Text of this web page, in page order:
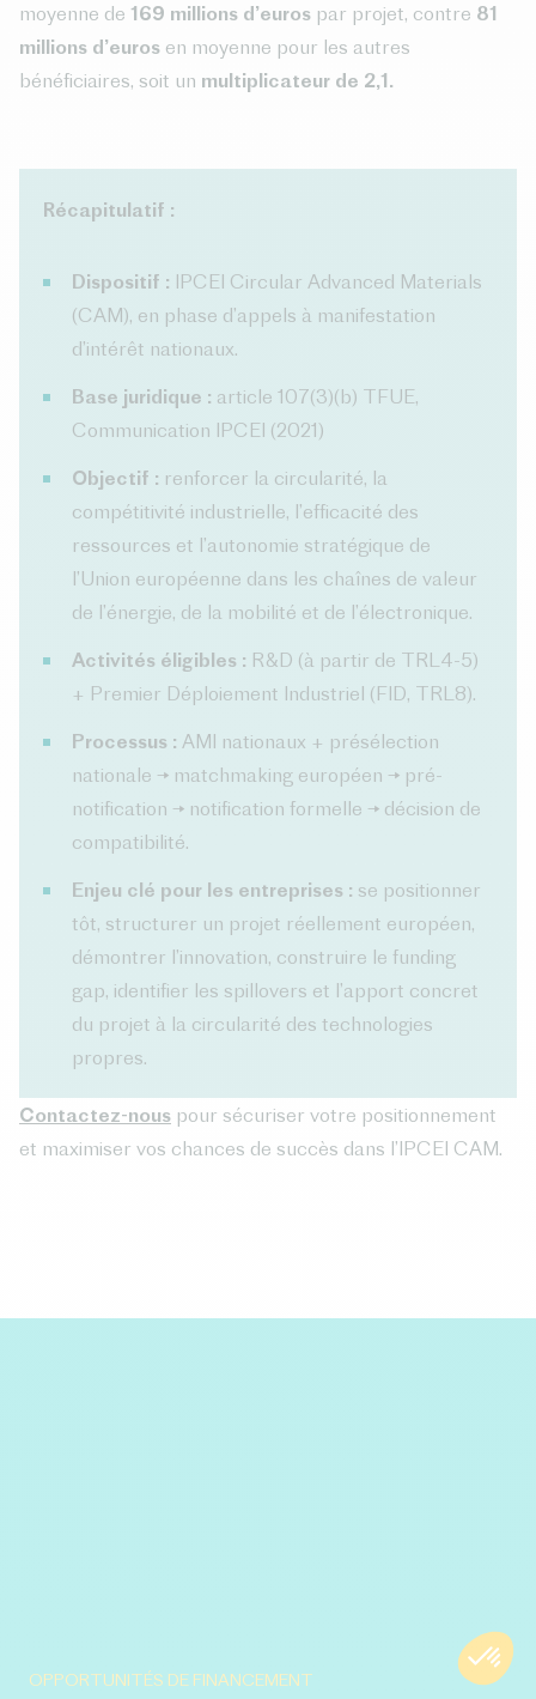
moyenne de 169 millions d’euros par projet, contre 81
millions d’euros en moyenne pour les autres
bénéficiaires, soit un multiplicateur de 2,1.
Récapitulatif :
Dispositif : IPCEI Circular Advanced Materials
(CAM), en phase d’appels à manifestation
d’intérêt nationaux.
Base juridique : article 107(3)(b) TFUE,
Communication IPCEI (2021)
Objectif : renforcer la circularité, la
compétitivité industrielle, l’efficacité des
ressources et l’autonomie stratégique de
l’Union européenne dans les chaînes de valeur
de l’énergie, de la mobilité et de l’électronique.
Activités éligibles : R&D (à partir de TRL4-5)
+ Premier Déploiement Industriel (FID, TRL8).
Processus : AMI nationaux + présélection
nationale → matchmaking européen → pré-
notification → notification formelle → décision de
compatibilité.
Enjeu clé pour les entreprises : se positionner
tôt, structurer un projet réellement européen,
démontrer l’innovation, construire le funding
gap, identifier les spillovers et l’apport concret
du projet à la circularité des technologies
propres.
Contactez-nous pour sécuriser votre positionnement
et maximiser vos chances de succès dans l’IPCEI CAM.
OPPORTUNITÉS DE FINANCEMENT